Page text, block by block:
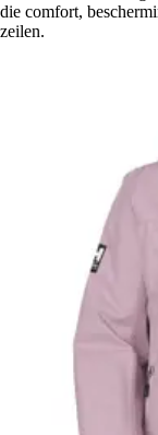
die comfort,
zeilen.